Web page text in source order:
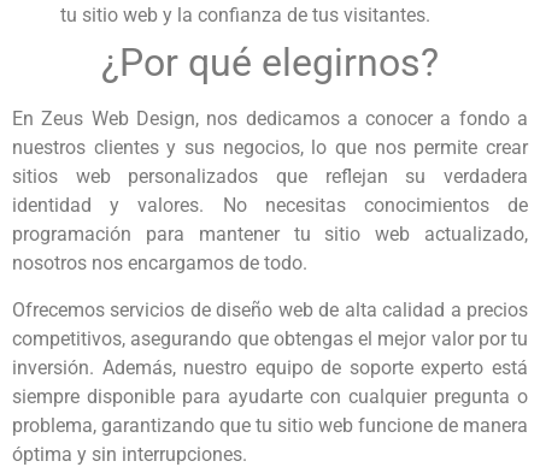
tu sitio web y la confianza de tus visitantes.
¿Por qué elegirnos?
En Zeus Web Design, nos dedicamos a conocer a fondo a
nuestros clientes y sus negocios, lo que nos permite crear
sitios web personalizados que reflejan su verdadera
identidad y valores. No necesitas conocimientos de
programación para mantener tu sitio web actualizado,
nosotros nos encargamos de todo.
Ofrecemos servicios de diseño web de alta calidad a precios
competitivos, asegurando que obtengas el mejor valor por tu
inversión. Además, nuestro equipo de soporte experto está
siempre disponible para ayudarte con cualquier pregunta o
problema, garantizando que tu sitio web funcione de manera
óptima y sin interrupciones.